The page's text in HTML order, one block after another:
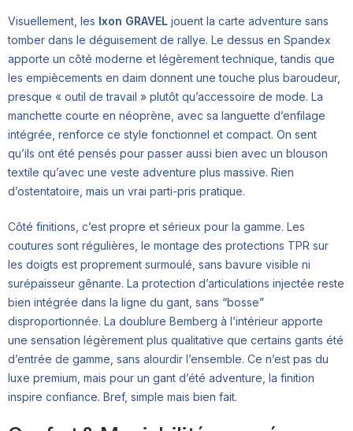
Visuellement, les Ixon GRAVEL jouent la carte adventure sans
tomber dans le déguisement de rallye. Le dessus en Spandex
apporte un côté moderne et légèrement technique, tandis que
les empiècements en daim donnent une touche plus baroudeur,
presque « outil de travail » plutôt qu’accessoire de mode. La
manchette courte en néoprène, avec sa languette d’enfilage
intégrée, renforce ce style fonctionnel et compact. On sent
qu’ils ont été pensés pour passer aussi bien avec un blouson
textile qu’avec une veste adventure plus massive. Rien
d’ostentatoire, mais un vrai parti-pris pratique.
Côté finitions, c’est propre et sérieux pour la gamme. Les
coutures sont régulières, le montage des protections TPR sur
les doigts est proprement surmoulé, sans bavure visible ni
surépaisseur gênante. La protection d’articulations injectée reste
bien intégrée dans la ligne du gant, sans “bosse”
disproportionnée. La doublure Bemberg à l’intérieur apporte
une sensation légèrement plus qualitative que certains gants été
d’entrée de gamme, sans alourdir l’ensemble. Ce n’est pas du
luxe premium, mais pour un gant d’été adventure, la finition
inspire confiance. Bref, simple mais bien fait.